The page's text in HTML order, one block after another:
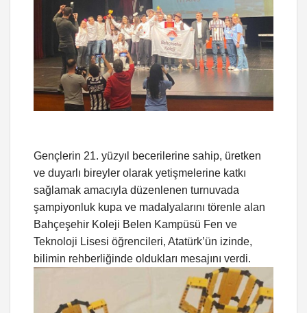
Gençlerin 21. yüzyıl becerilerine sahip, üretken
ve duyarlı bireyler olarak yetişmelerine katkı
sağlamak amacıyla düzenlenen turnuvada
şampiyonluk kupa ve madalyalarını törenle alan
Bahçeşehir Koleji Belen Kampüsü Fen ve
Teknoloji Lisesi öğrencileri, Atatürk’ün izinde,
bilimin rehberliğinde oldukları mesajını verdi.